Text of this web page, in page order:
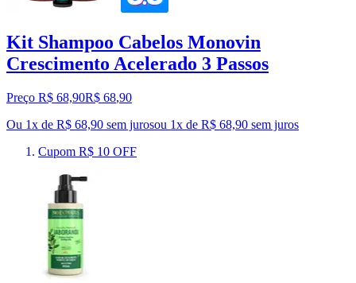
Kit Shampoo Cabelos Monovin
Crescimento Acelerado 3 Passos
Preço R$ 68,90R$ 68,90
Ou 1x de R$ 68,90 sem jurosou 1x de R$ 68,90 sem juros
Cupom R$ 10 OFF